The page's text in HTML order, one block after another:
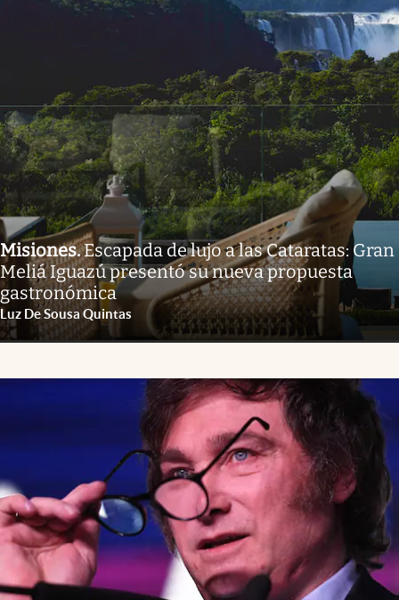
Misiones.Escapada de lujo a las Cataratas: Gran
Meliá Iguazú presentó su nueva propuesta
gastronómica
Luz De Sousa Quintas